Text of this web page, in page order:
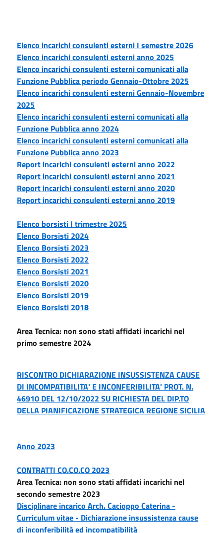
Elenco incarichi consulenti esterni I semestre 2026
Elenco incarichi consulenti esterni anno 2025
Elenco incarichi consulenti esterni comunicati alla
Funzione Pubblica periodo Gennaio-Ottobre 2025
Elenco incarichi consulenti esterni Gennaio-Novembre
2025
Elenco incarichi consulenti esterni comunicati alla
Funzione Pubblica anno 2024
Elenco incarichi consulenti esterni comunicati alla
Funzione Pubblica anno 2023
Report incarichi consulenti esterni anno 2022
Report incarichi consulenti esterni anno 2021
Report incarichi consulenti esterni anno 2020
Report incarichi consulenti esterni anno 2019
Elenco borsisti I trimestre 2025
Elenco Borsisti 2024
Elenco Borsisti 2023
Elenco Borsisti 2022
Elenco Borsisti 2021
Elenco Borsisti 2020
Elenco Borsisti 2019
Elenco Borsisti 2018
Area Tecnica: non sono stati affidati incarichi nel
primo semestre 2024
RISCONTRO DICHIARAZIONE INSUSSISTENZA CAUSE
DI INCOMPATIBILITA' E INCONFERIBILITA' PROT. N.
46910 DEL 12/10/2022 SU RICHIESTA DEL DIP.TO
DELLA PIANIFICAZIONE STRATEGICA REGIONE SICILIA
Anno 2023
CONTRATTI CO.CO.CO 2023
Area Tecnica: non sono stati affidati incarichi nel
secondo semestre 2023
Disciplinare incarico Arch. Cacioppo Caterina -
Curriculum vitae - Dichiarazione insussistenza cause
di inconferibilità ed incompatibilità